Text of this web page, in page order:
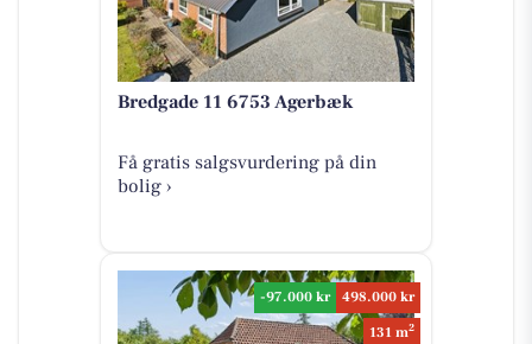
Bredgade 11 6753 Agerbæk
Få gratis salgsvurdering på din
bolig ›
-97.000 kr
498.000 kr
131 m2